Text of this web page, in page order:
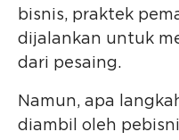
bisnis, praktek
dijalankan untuk
dari pesaing.
Namun, apa
diambil oleh